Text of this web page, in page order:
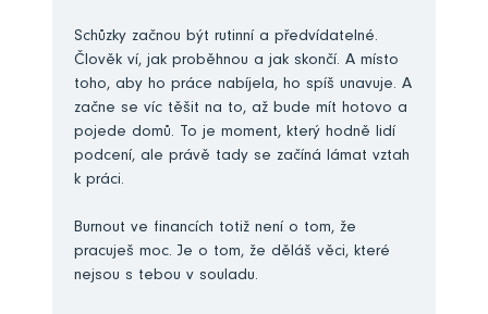
Schůzky začnou být rutinní a předvídatelné.
Člověk ví, jak proběhnou a jak skončí. A místo
toho, aby ho práce nabíjela, ho spíš unavuje. A
začne se víc těšit na to, až bude mít hotovo a
pojede domů. To je moment, který hodně lidí
podcení, ale právě tady se začíná lámat vztah
k práci.
Burnout ve financích totiž není o tom, že
pracuješ moc. Je o tom, že děláš věci, které
nejsou s tebou v souladu.